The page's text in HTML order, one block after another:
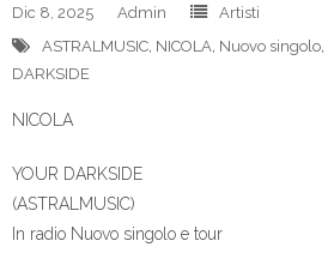
Dic 8, 2025 Admin
Artisti
ASTRALMUSIC, NICOLA, Nuovo singolo,
DARKSIDE
NICOLA
YOUR DARKSIDE
(ASTRALMUSIC)
In radio Nuovo singolo e tour